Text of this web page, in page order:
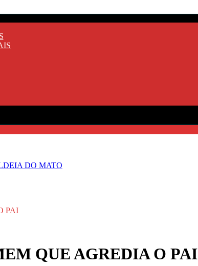
DO MATO
PAI
QUE AGREDIA O PAI